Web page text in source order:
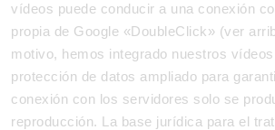
vídeos puede conducir a una conexión
propia de Google «DoubleClick» (ver
motivo, hemos integrado nuestros
protección de datos ampliado para
conexión con los servidores solo se
reproducción. La base jurídica para el